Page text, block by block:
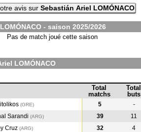
avis sur Sebastián Ariel LOMÓNACO
- saison 2025/2026
Pas de match joué cette saison
LOMÓNACO
Total
matchs
Total
buts
(GRE) 5 -
Sarandi (ARG) 39 11
Cruz (ARG) 32 4